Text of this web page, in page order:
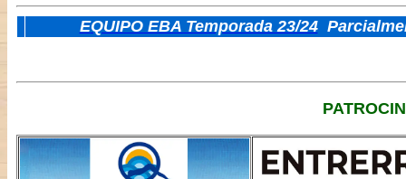
EQUIPO EBA Temporada 23/24